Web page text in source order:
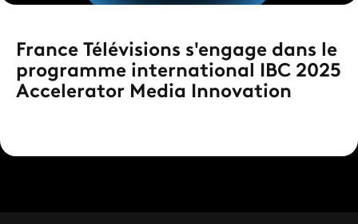
France Télévisions s'engage dans le
programme international IBC 2025
Accelerator Media Innovation